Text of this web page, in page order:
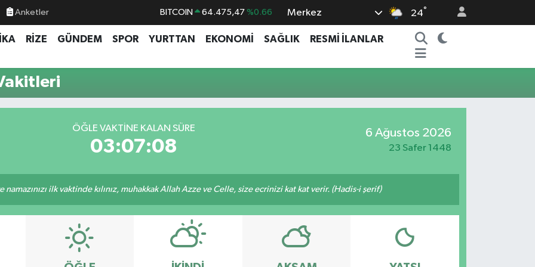
Anketler BITCOIN 64.475,47 %0.66
DOLAR 47,5986 %0.06
GRAM ALTIN 6518.23 %0.39
Merkez 24°
RİZE GÜNDEM SPOR YURTTAN EKONOMİ SAĞLIK
RESMİ İLANLAR
ÖĞLE VAKTINE KALAN SÜRE
03:07:08
6 Ağustos 2026
23 Safer 1448
ilk vaktinde kılınız, muhakkak Allah Azze ve Celle, size ecrinizi kat kat verir. (Hadis-i şerif)